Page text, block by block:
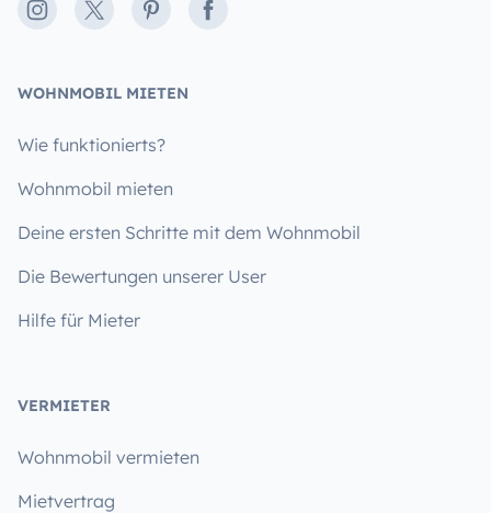
Instagram
X PinterestFacebook
WOHNMOBIL MIETEN
Wie funktionierts?
Wohnmobil mieten
Deine ersten Schritte mit dem Wohnmobil
Die Bewertungen unserer User
Hilfe für Mieter
VERMIETER
Wohnmobil vermieten
Mietvertrag